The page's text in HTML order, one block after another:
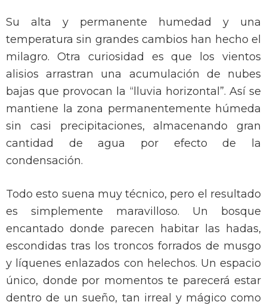
Su alta y permanente humedad y una
temperatura sin grandes cambios han hecho el
milagro. Otra curiosidad es que los vientos
alisios arrastran una acumulación de nubes
bajas que provocan la “lluvia horizontal”. Así se
mantiene la zona permanentemente húmeda
sin casi precipitaciones, almacenando gran
cantidad de agua por efecto de la
condensación.
Todo esto suena muy técnico, pero el resultado
es simplemente maravilloso. Un bosque
encantado donde parecen habitar las hadas,
escondidas tras los troncos forrados de musgo
y líquenes enlazados con helechos. Un espacio
único, donde por momentos te parecerá estar
dentro de un sueño, tan irreal y mágico como